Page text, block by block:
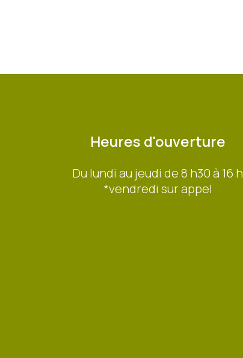
Heures d'ouverture
Du lundi au jeudi de 8 h30 à 16 h
*vendredi sur appel